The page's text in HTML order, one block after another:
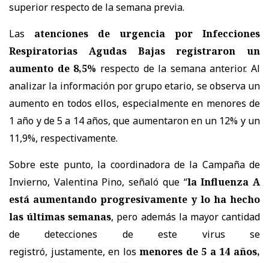
superior respecto de la semana previa.
Las atenciones de urgencia por Infecciones
Respiratorias Agudas Bajas registraron un
aumento de 8,5% respecto de la semana anterior. Al
analizar la información por grupo etario, se observa un
aumento en todos ellos, especialmente en menores de
1 año y de 5 a 14 años, que aumentaron en un 12% y un
11,9%, respectivamente.
Sobre este punto, la coordinadora de la Campaña de
Invierno, Valentina Pino, señaló que “la Influenza A
está aumentando progresivamente y lo ha hecho
las últimas semanas, pero además la mayor cantidad
de detecciones de este virus se
registró, justamente, en losmenores de 5 a 14 años,